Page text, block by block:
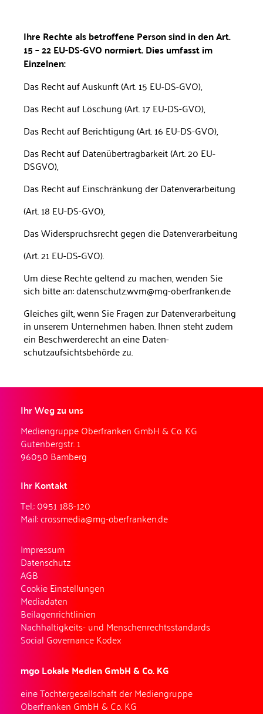
Ihre Rechte als betroffene Person sind in den Art.
15 – 22 EU-DS-GVO normiert. Dies umfasst im
Einzelnen:
Das Recht auf Auskunft (Art. 15 EU-DS-GVO),
Das Recht auf Löschung (Art. 17 EU-DS-GVO),
Das Recht auf Berichtigung (Art. 16 EU-DS-GVO),
Das Recht auf Datenübertragbarkeit (Art. 20 EU-
DSGVO),
Das Recht auf Einschränkung der Datenverarbeitung
(Art. 18 EU-DS-GVO),
Das Widerspruchsrecht gegen die Datenverarbeitung
(Art. 21 EU-DS-GVO).
Um diese Rechte geltend zu machen, wenden Sie
sich bitte an: datenschutz.wvm@mg-oberfranken.de
Gleiches gilt, wenn Sie Fragen zur Datenverarbeitung
in unserem Unternehmen ha­ben. Ihnen steht zudem
ein Beschwerderecht an eine Daten­
schutzaufsichtsbehörde zu.
Ihr Weg zu uns
Mediengruppe Oberfranken GmbH & Co. KG
Gutenbergstr. 1
96050 Bamberg
Ihr Kontakt
Tel.:0951 188-120
Mail:crossmedia@mg-oberfranken.de
Impressum
Datenschutz
AGB
Cookie Einstellungen
Mediadaten
Beilagenrichtlinien
Nachhaltigkeits- und Menschenrechtsstandards
Social Governance Kodex
mgo Lokale Medien GmbH & Co. KG
eine Tochtergesellschaft derMediengruppe
Oberfranken GmbH & Co. KG